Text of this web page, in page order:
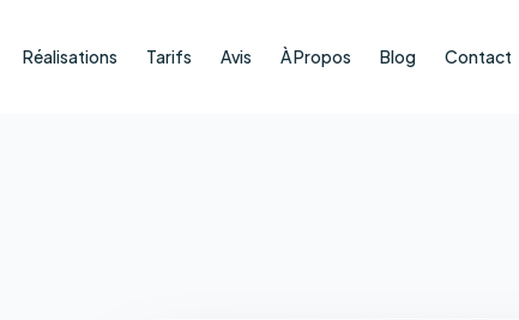
Réalisations Tarifs Avis À Propos Blog Contact